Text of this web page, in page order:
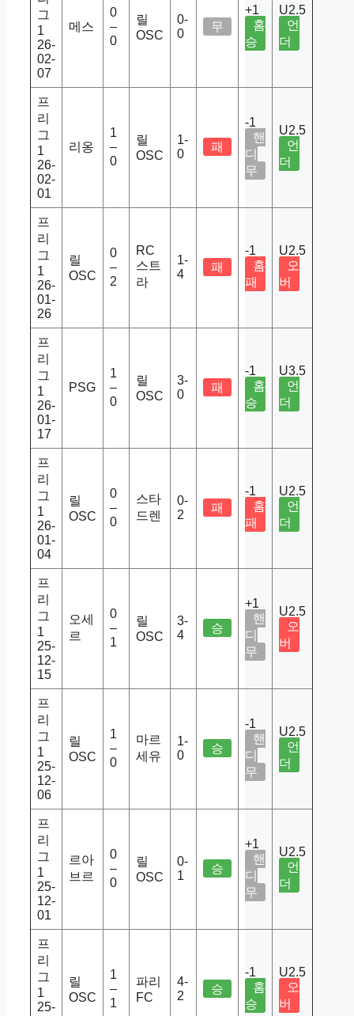
그
1
26-
02-
07
메스
0
–
0
릴
OSC
0-
0
무
+1
홈
승
U2.5
언
더
프
리
그
1
26-
02-
01
리옹
1
–
0
릴
OSC
1-
0
패
-1
핸
디
무
U2.5
언
더
프
리
그
1
26-
01-
26
릴
OSC
0
–
2
RC
스트
라
1-
4
패
-1
홈
패
U2.5
오
버
프
리
그
1
26-
01-
17
PSG
1
–
0
릴
OSC
3-
0
패
-1
홈
승
U3.5
언
더
프
리
그
1
26-
01-
04
릴
OSC
0
–
0
스타
드렌
0-
2
패
-1
홈
패
U2.5
언
더
프
리
그
1
25-
12-
15
오세
르
0
–
1
릴
OSC
3-
4
승
+1
핸
디
무
U2.5
오
버
프
리
그
1
25-
12-
06
릴
OSC
1
–
0
마르
세유
1-
0
승
-1
핸
디
무
U2.5
언
더
프
리
그
1
25-
12-
01
르아
브르
0
–
0
릴
OSC
0-
1
승
+1
핸
디
무
U2.5
언
더
프
리
그
1
25-
릴
OSC
1
–
1
파리
FC
4-
2
승
-1
홈
승
U2.5
오
버